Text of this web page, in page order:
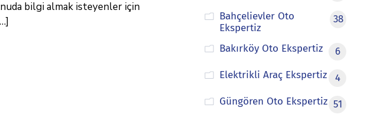
bilgi almak isteyenler için
Bahçelievler Oto
Ekspertiz
38
Bakırköy Oto Ekspertiz
6
Elektrikli Araç Ekspertiz
4
Güngören Oto Ekspertiz 51